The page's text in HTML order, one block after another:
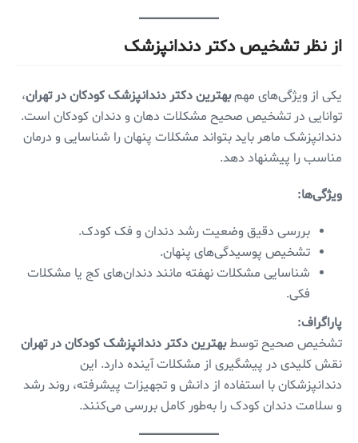
از نظر تشخیص دکتر دندانپزشک
یکی از ویژگی‌های مهمبهترین دکتر دندانپزشک کودکان در تهران،
توانایی در تشخیص صحیح مشکلات دهان و دندان کودکان است.
دندانپزشک ماهر باید بتواند مشکلات پنهان را شناسایی و درمان
مناسب را پیشنهاد دهد.
ویژگی‌ها:
بررسی دقیق وضعیت رشد دندان و فک کودک.
تشخیص پوسیدگی‌های پنهان.
شناسایی مشکلات نهفته مانند دندان‌های کج یا مشکلات
فکی.
پاراگراف:
تشخیص صحیح توسطبهترین دکتر دندانپزشک کودکان در تهران
نقش کلیدی در پیشگیری از مشکلات آینده دارد. این
دندانپزشکان با استفاده از دانش و تجهیزات پیشرفته، روند رشد
و سلامت دندان کودک را به‌طور کامل بررسی می‌کنند.